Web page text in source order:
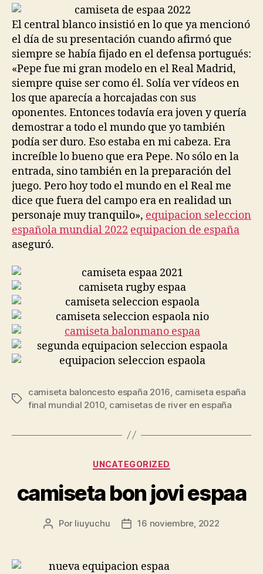
entrada
entrada
El central blanco insistió en lo que ya mencionó
el día de su presentación cuando afirmó que
siempre se había fijado en el defensa portugués:
«Pepe fue mi gran modelo en el Real Madrid,
siempre quise ser como él. Solía ver vídeos en
los que aparecía a horcajadas con sus
oponentes. Entonces todavía era joven y quería
demostrar a todo el mundo que yo también
podía ser duro. Eso estaba en mi cabeza. Era
increíble lo bueno que era Pepe. No sólo en la
entrada, sino también en la preparación del
juego. Pero hoy todo el mundo en el Real me
dice que fuera del campo era en realidad un
personaje muy tranquilo», equipacion seleccion
española mundial 2022 equipacion de españa
aseguró.
Etiquetas
camiseta baloncesto españa 2016, camiseta españa
final mundial 2010, camisetas de river en españa
Categorías
UNCATEGORIZED
camiseta bon jovi espaa
Autor
entrada
Por liuyuchu
Fecha
entrada
16 noviembre, 2022